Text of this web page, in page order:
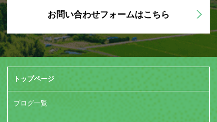
お問い合わせフォームはこちら
トップページ
ブログ一覧